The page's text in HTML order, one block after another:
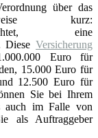
über das
kurz:
eine
Diese Versicherung
Euro für
15.000 Euro für
12.500 Euro für
Sie bei Ihrem
auch im Falle von
als Auftraggeber